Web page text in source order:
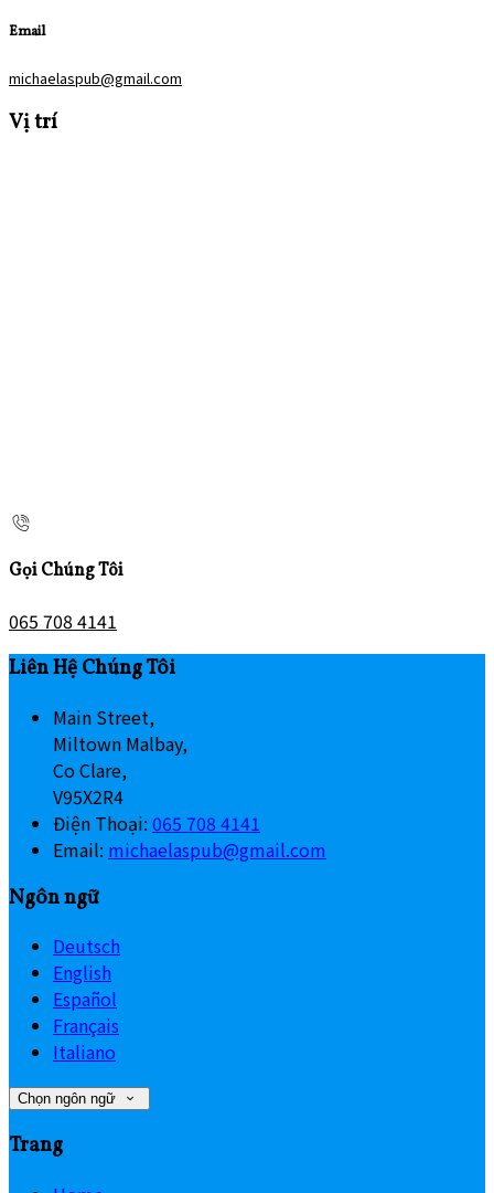
Email
michaelaspub@gmail.com
Vị trí
Gọi Chúng Tôi
065 708 4141
Liên Hệ Chúng Tôi
Main Street,
Miltown Malbay,
Co Clare,
V95X2R4
Điện Thoại: 065 708 4141
Email: michaelaspub@gmail.com
Ngôn ngữ
Deutsch
English
Español
Français
Italiano
Chọn ngôn ngữ
Trang